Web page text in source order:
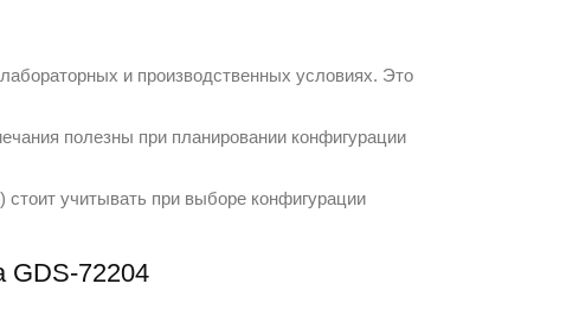
и производственных условиях. Это
полезны при планировании конфигурации
учитывать при выборе конфигурации
GDS-72204